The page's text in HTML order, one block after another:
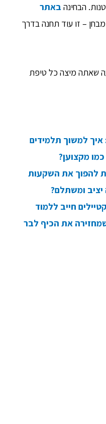
הבחינה באתר
– זו עוד תחנה בדרך
שאתה מיצה כל טיפת
איך למשוך תלמידים
מקצוען?
להפוך את השקעות
ומשתלם?
חייב ללמוד
את הכיף לבר